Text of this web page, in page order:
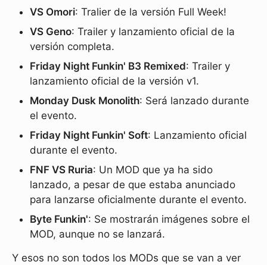
VS Omori: Tralier de la versión Full Week!
VS Geno: Trailer y lanzamiento oficial de la
versión completa.
Friday Night Funkin' B3 Remixed: Trailer y
lanzamiento oficial de la versión v1.
Monday Dusk Monolith: Será lanzado durante
el evento.
Friday Night Funkin' Soft: Lanzamiento oficial
durante el evento.
FNF VS Ruria: Un MOD que ya ha sido
lanzado, a pesar de que estaba anunciado
para lanzarse oficialmente durante el evento.
Byte Funkin': Se mostrarán imágenes sobre el
MOD, aunque no se lanzará.
Y esos no son todos los MODs que se van a ver